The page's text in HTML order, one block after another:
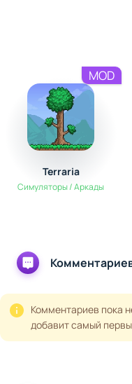
Terraria
Симуляторы / Аркады
MOD
Комментариев пока
добавит самый